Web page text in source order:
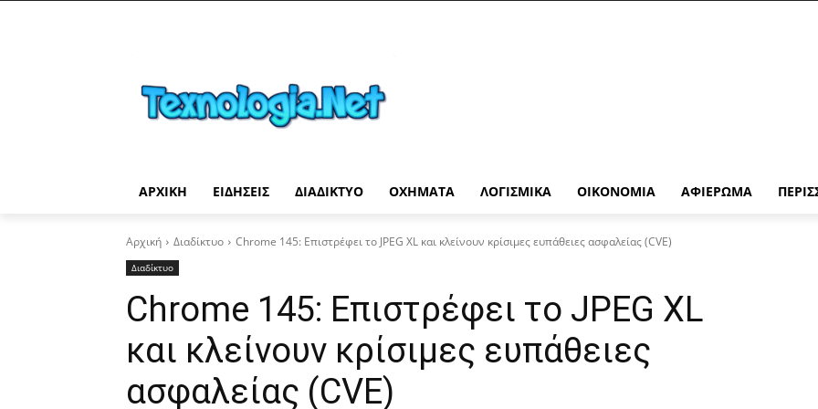
ΑΡΧΙΚΉ ΕΙΔΉΣΕΙΣ ΔΙΑΔΊΚΤΥΟ ΟΧΉΜΑΤΑ ΛΟΓΙΣΜΙΚΆ ΟΙΚΟΝΟΜΊΑ ΑΦΙΈΡΩΜΑ
Αρχική Διαδίκτυο Chrome 145: Επιστρέφει το JPEG XL και κλείνουν κρίσιμες ευπάθειες ασφαλείας (CVE)
Διαδίκτυο
Chrome 145: Επιστρέφει το JPEG XL
και κλείνουν κρίσιμες ευπάθειες
ασφαλείας (CVE)